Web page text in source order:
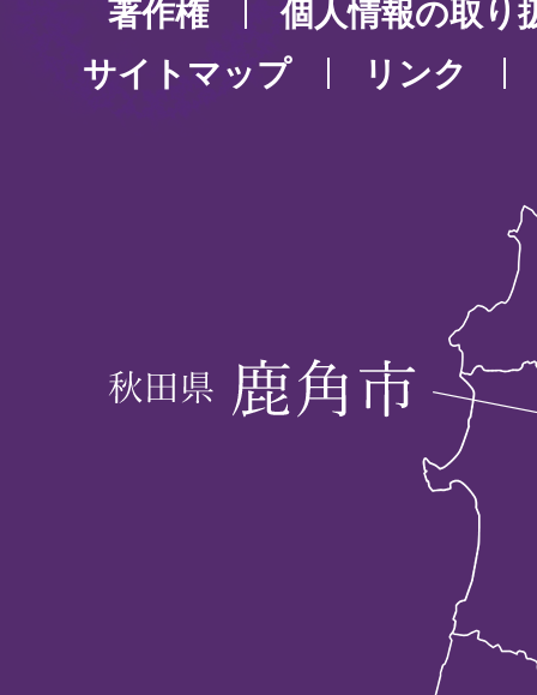
著作権
個人情報の取り
サイトマップ
リンク